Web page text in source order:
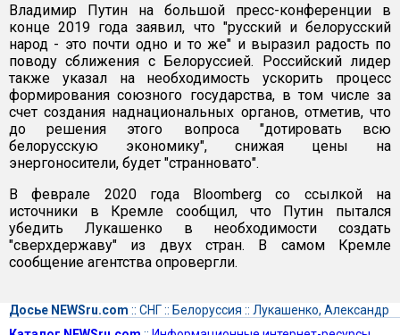
Владимир Путин на большой пресс-конференции в
конце 2019 года заявил, что "русский и белорусский
народ - это почти одно и то же" и выразил радость по
поводу сближения с Белоруссией. Российский лидер
также указал на необходимость ускорить процесс
формирования союзного государства, в том числе за
счет создания наднациональных органов, отметив, что
до решения этого вопроса "дотировать всю
белорусскую экономику", снижая цены на
энергоносители, будет "странновато".
В феврале 2020 года Bloomberg со ссылкой на
источники в Кремле сообщил, что Путин пытался
убедить Лукашенко в необходимости создать
"сверхдержаву" из двух стран. В самом Кремле
сообщение агентства опровергли.
Досье NEWSru.com :: СНГ:: Белоруссия :: Лукашенко, Александр